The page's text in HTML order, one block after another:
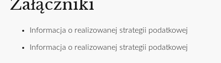
Załączniki
Informacja o realizowanej strategii podatkowej
Informacja o realizowanej strategii podatkowej